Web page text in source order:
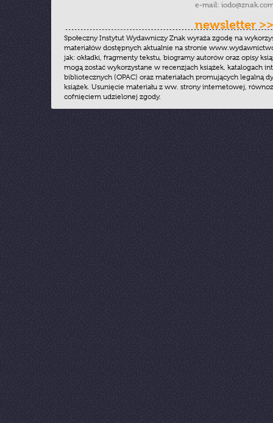
e-mail:
newsletter >>
Społeczny Instytut Wydawniczy Znak wyraża zgodę na
materiałów dostępnych aktualnie na stronie
jak: okładki, fragmenty tekstu, biogramy autorów oraz opisy
mogą zostać wykorzystane w recenzjach książek, katalogach
bibliotecznych (OPAC) oraz materiałach promujących legalną
książek. Usunięcie materiału z ww. strony internetowej,
cofnięciem udzielonej zgody.